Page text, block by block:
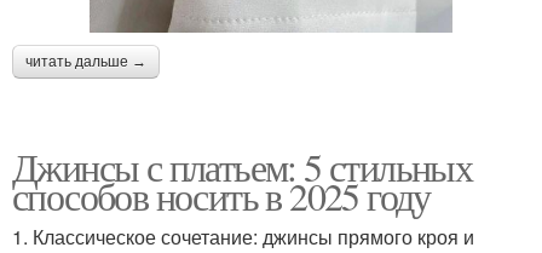
читать дальше →
Джинсы с платьем: 5 стильных
способов носить в 2025 году
1. Классическое сочетание: джинсы прямого кроя и